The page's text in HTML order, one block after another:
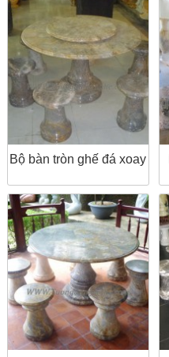
Bộ bàn tròn ghế đá xoay